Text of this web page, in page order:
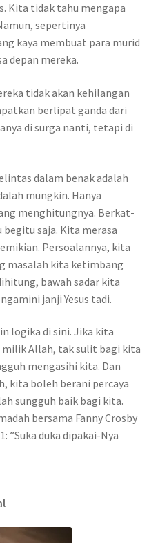
Kita tidak tahu mengapa
sepertinya
kaya membuat para murid
depan mereka.
tidak akan kehilangan
berlipat ganda dari
di surga nanti, tetapi di
dalam benak adalah
mungkin. Hanya
menghitungnya. Berkat-
saja. Kita merasa
Persoalannya, kita
masalah kita ketimbang
bawah sadar kita
janji Yesus tadi.
logika di sini. Jika kita
milik Allah, tak sulit bagi kita
mengasihi kita. Dan
kita boleh berani percaya
sungguh baik bagi kita.
bersama Fanny Crosby
”Suka duka dipakai-Nya